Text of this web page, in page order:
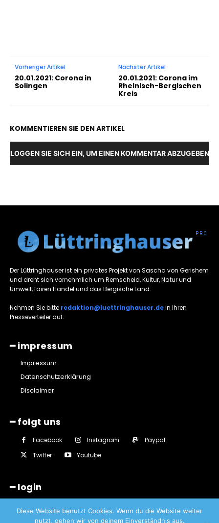
Vorheriger Artikel
20.01.2021: Corona in
Solingen
Nächster Artikel
20.01.2021: Corona im
Rheinisch-Bergischen
Kreis
KOMMENTIEREN SIE DEN ARTIKEL
LOGGEN SIE SICH EIN, UM EINEN KOMMENTAR ABZUGEBEN
Der Lüttringhauser ist ein privates Projekt von Sascha von Gerishem
und dreht sich vornehmlich um Remscheid, Kultur, Natur und
Umwelt, fairen Handel und das Bergische Land.
Nehmen Sie bitte redaktion@luettringhauser.dein Ihren
Presseverteiler auf.
━ impressum
Impressum
Datenschutzerklärung
Disclaimer
━ folgt uns
Facebook Instagram
Paypal
Twitter
Youtube
━ login
Diese Website benutzt Cookies. Wenn du die Website weiter
nutzt, gehen wir von deinem Einverständnis aus.